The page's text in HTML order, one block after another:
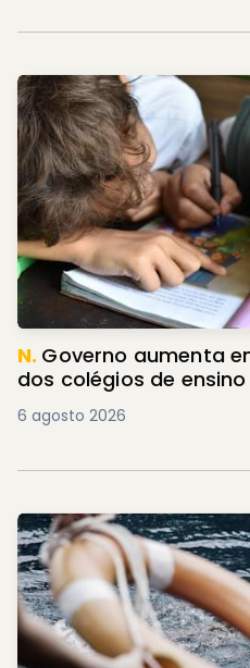
N. Governo aumenta
dos colégios de
6 agosto 2026